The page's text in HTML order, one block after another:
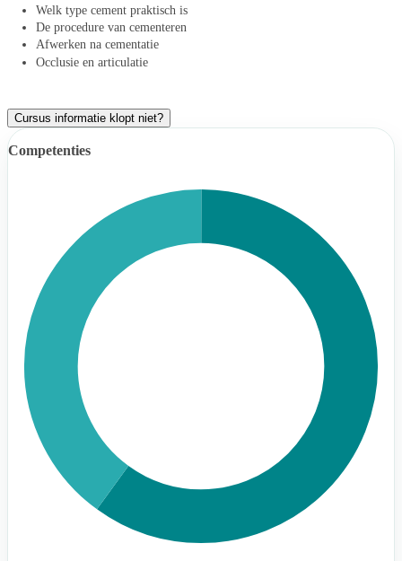
Welk type cement praktisch is
De procedure van cementeren
Afwerken na cementatie
Occlusie en articulatie
Cursus informatie klopt niet?
Competenties